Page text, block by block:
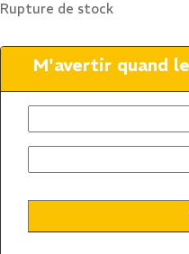
Rupture de stock
M'avertir quand